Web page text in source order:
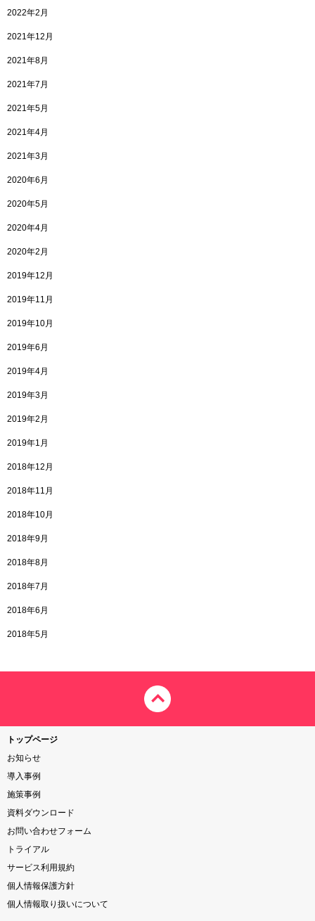
2022年2月
2021年12月
2021年8月
2021年7月
2021年5月
2021年4月
2021年3月
2020年6月
2020年5月
2020年4月
2020年2月
2019年12月
2019年11月
2019年10月
2019年6月
2019年4月
2019年3月
2019年2月
2019年1月
2018年12月
2018年11月
2018年10月
2018年9月
2018年8月
2018年7月
2018年6月
2018年5月
トップページ
お知らせ
導入事例
施策事例
資料ダウンロード
お問い合わせフォーム
トライアル
サービス利用規約
個人情報保護方針
個人情報取り扱いについて